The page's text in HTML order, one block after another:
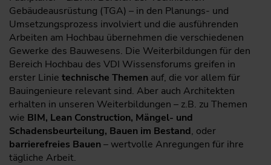
Gebäudeausrüstung (TGA) – in den Planungs- und
Umsetzungsprozess involviert und die ausführenden
Arbeiten am Hochbau übernehmen die verschiedenen
Gewerke des Bauwesens. Die Weiterbildungen für den
Bereich Hochbau des VDI Wissensforums greifen in
erster Linie technische Themen auf, die vor allem für
Bauingenieure relevant sind. Aber auch Architekten
erhalten in unseren Weiterbildungen – z.B. zu Themen
wie BIM, Lean Construction, Mängel- und
Schadensbeurteilung, Bauen im Bestand, oder
barrierefreies Bauen– wertvolle Anregungen für ihre
tägliche Arbeit.